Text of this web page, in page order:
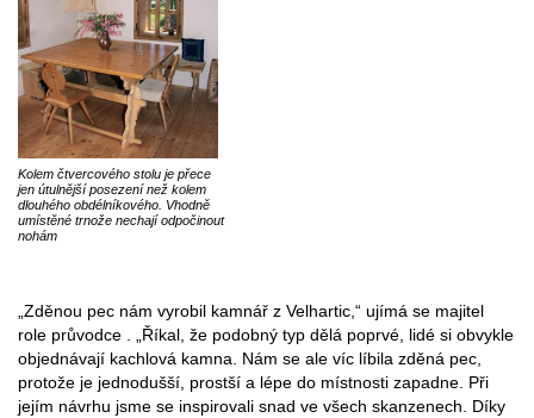
Kolem čtvercového stolu je přece
jen útulnější posezení než kolem
dlouhého obdélníkového. Vhodně
umístěné trnože nechají odpočinout
nohám
„Zděnou pec nám vyrobil kamnář z Velhartic,“ ujímá se majitel
role průvodce . „Říkal, že podobný typ dělá poprvé, lidé si obvykle
objednávají kachlová kamna. Nám se ale víc líbila zděná pec,
protože je jednodušší, prostší a lépe do místnosti zapadne. Při
jejím návrhu jsme se inspirovali snad ve všech skanzenech. Díky